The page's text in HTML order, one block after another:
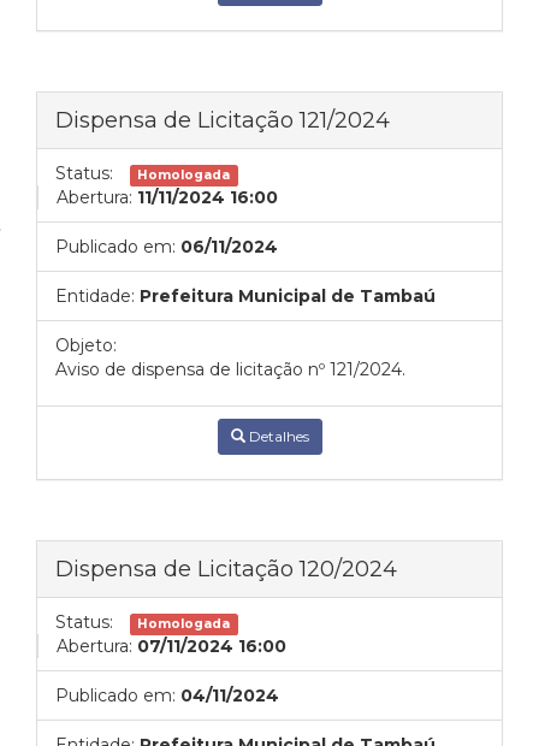
Dispensa de Licitação 121/2024
Status: Homologada
Abertura: 11/11/2024 16:00
Publicado em: 06/11/2024
Entidade: Prefeitura Municipal de Tambaú
Objeto:
Aviso de dispensa de licitação nº 121/2024.
Detalhes
Dispensa de Licitação 120/2024
Status: Homologada
Abertura: 07/11/2024 16:00
Publicado em: 04/11/2024